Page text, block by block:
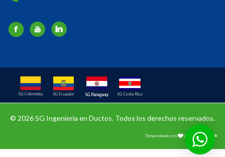
© 2026 SG Ingenieria en Ductos. Todos los derechos reservados.